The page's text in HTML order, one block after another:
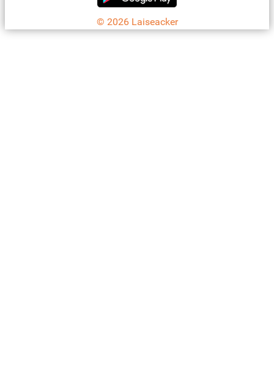
© 2026 Laiseacker